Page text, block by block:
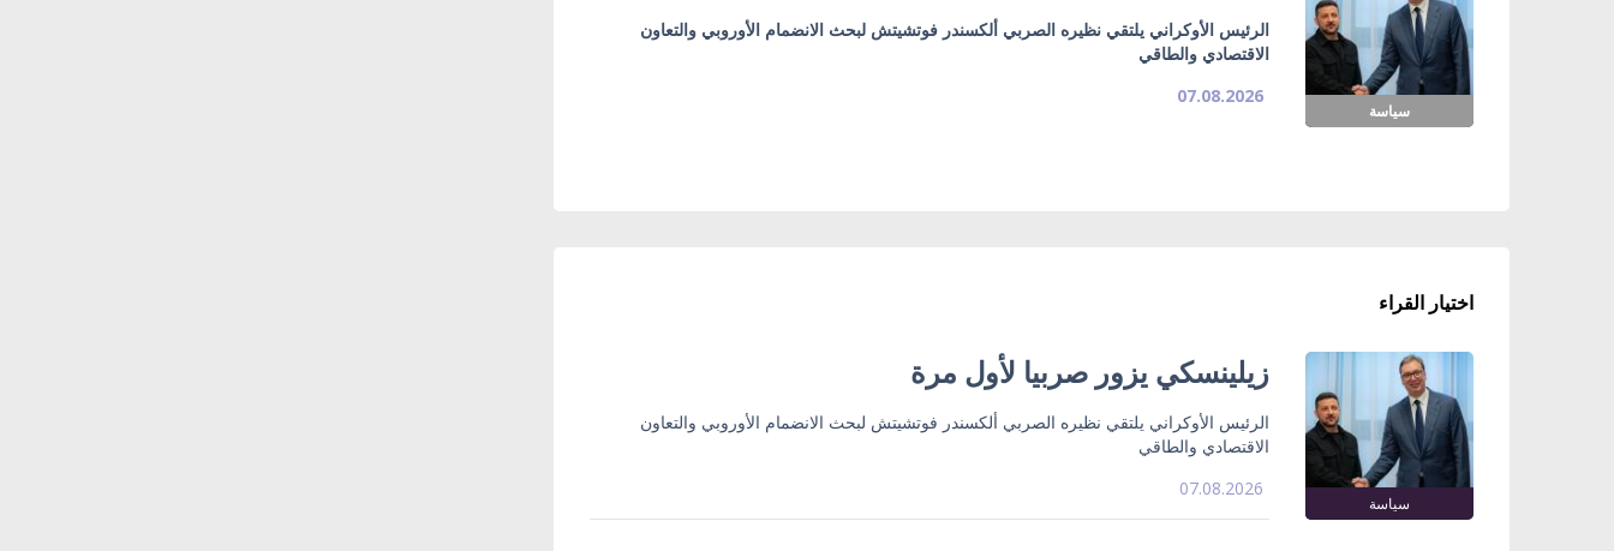
سياسة
الرئيس الأوكراني يلتقي نظيره الصربي ألكسندر فوتشيتش لبحث الانضمام الأوروبي والتعاون
الاقتصادي والطاقي
07.08.2026
اختيار القراء
سياسة
زيلينسكي يزور صربيا لأول مرة
الرئيس الأوكراني يلتقي نظيره الصربي ألكسندر فوتشيتش لبحث الانضمام الأوروبي والتعاون
الاقتصادي والطاقي
07.08.2026